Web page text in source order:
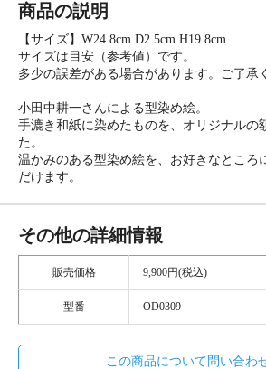
商品の説明
【サイズ】W24.8cm D2.5cm H19.8cm
サイズは目安（参考値）です。
多少の誤差がある場合があります。ご了承
小田中耕一さんによる型染め絵。
手漉き和紙に染めたものを、オリジナルの
た。
温かみのある型染め絵を、お好きなところ
だけます。
その他の詳細情報
販売価格 9,900円(税込)
型番 OD0309
この商品について問い合わ